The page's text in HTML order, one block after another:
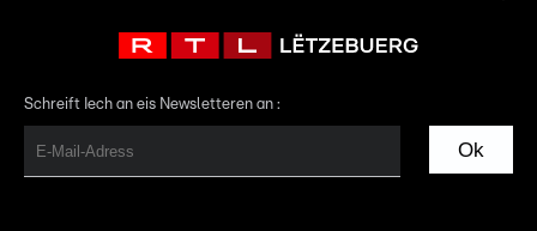
Schreift Iech an eis Newsletteren an :
Ok